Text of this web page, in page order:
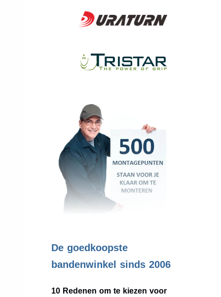
De goedkoopste
bandenwinkel sinds 2006
10 Redenen om te kiezen voor